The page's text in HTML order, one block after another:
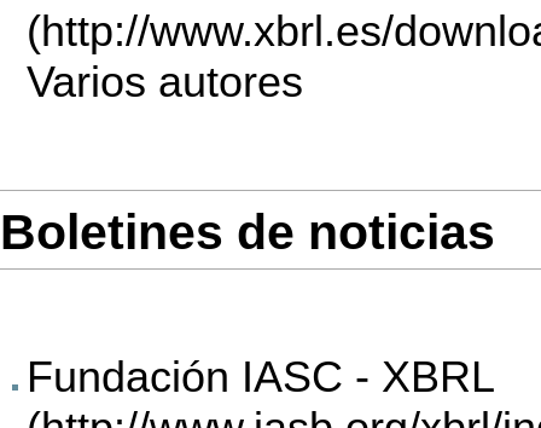
Varios autores
Boletines de noticias
Fundación IASC - XBRL